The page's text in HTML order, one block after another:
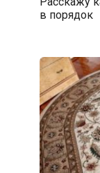
в порядок